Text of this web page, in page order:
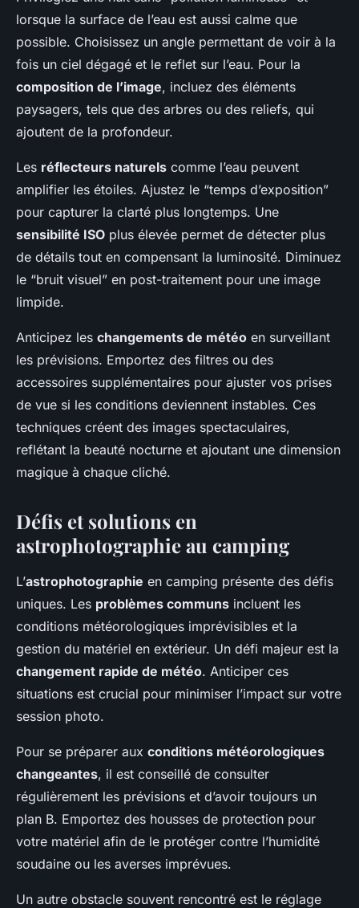
lorsque la surface de l’eau est aussi calme que
possible. Choisissez un angle permettant de voir à la
fois un ciel dégagé et le reflet sur l’eau. Pour la
composition de l’image, incluez des éléments
paysagers, tels que des arbres ou des reliefs, qui
ajoutent de la profondeur.
Les réflecteurs naturels comme l’eau peuvent
amplifier les étoiles. Ajustez le “temps d’exposition”
pour capturer la clarté plus longtemps. Une
sensibilité ISO plus élevée permet de détecter plus
de détails tout en compensant la luminosité. Diminuez
le “bruit visuel” en post-traitement pour une image
limpide.
Anticipez les changements de météo en surveillant
les prévisions. Emportez des filtres ou des
accessoires supplémentaires pour ajuster vos prises
de vue si les conditions deviennent instables. Ces
techniques créent des images spectaculaires,
reflétant la beauté nocturne et ajoutant une dimension
magique à chaque cliché.
Défis et solutions en
astrophotographie au camping
L’astrophotographie en camping présente des défis
uniques. Les problèmes communs incluent les
conditions météorologiques imprévisibles et la
gestion du matériel en extérieur. Un défi majeur est la
changement rapide de météo. Anticiper ces
situations est crucial pour minimiser l’impact sur votre
session photo.
Pour se préparer aux conditions météorologiques
changeantes, il est conseillé de consulter
régulièrement les prévisions et d’avoir toujours un
plan B. Emportez des housses de protection pour
votre matériel afin de le protéger contre l’humidité
soudaine ou les averses imprévues.
Un autre obstacle souvent rencontré est le réglage